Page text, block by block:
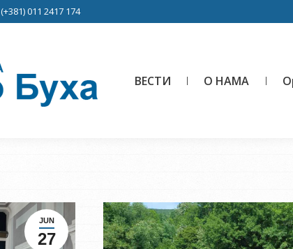
(+381) 011 2417 174
ВЕСТИ О НАМА
JUN
27